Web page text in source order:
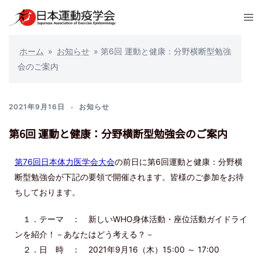
ホーム » お知らせ » 第6回 運動と健康：分野横断型勉強
会のご案内
2021年9月16日 お知らせ
第6回 運動と健康：分野横断型勉強会のご案内
第76回日本体力医学会大会の前日に第6回運動と健康：分野横
断型勉強会が下記の要領で開催されます。皆様のご参加をお待
ちしております。
１．テーマ ： 新しいWHO身体活動・座位活動ガイドライ
ンを紹介！－あなたはどう考える？－
２．日 時 ： 2021年9月16（木）15:00 ～ 17:00